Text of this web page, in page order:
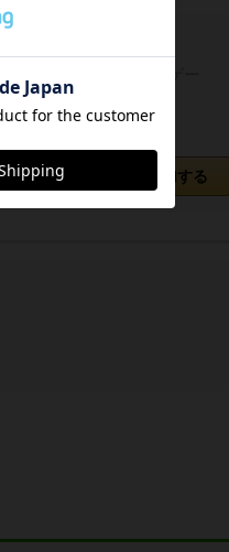
カートに追加する